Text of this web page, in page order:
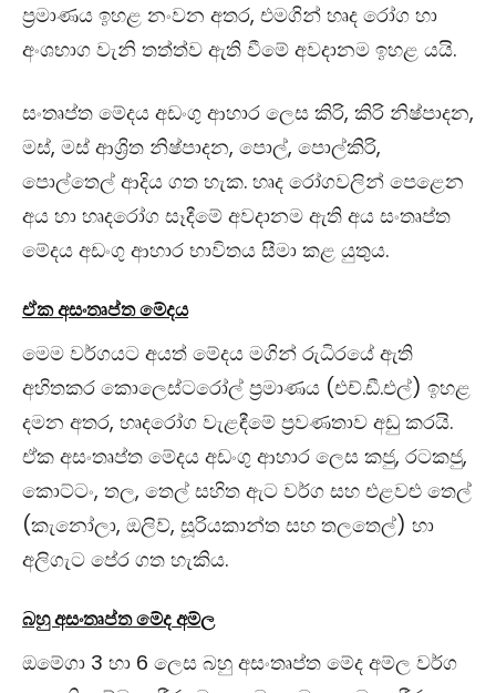
ප්‍රමාණය ඉහළ නංවන අතර, එමගින් හෘද රෝග හා
අංශභාග වැනි තත්ත්ව ඇති වීමේ අවදානම ඉහළ යයි.
සංතෘප්ත මේදය අඩංගු ආහාර ලෙස කිරි, කිරි නිෂ්පාදන,
මස්, මස් ආශ්‍රිත නිෂ්පාදන, පොල්, පොල්කිරි,
පොල්තෙල් ආදිය ගත හැක. හෘද රෝගවලින් පෙළෙන
අය හා හෘදරෝග සෑදීමේ අවදානම ඇති අය සංතෘප්ත
මේදය අඩංගු ආහාර භාවිතය සීමා කළ යුතුය.
ඒක අසංතෘප්ත මේදය
මෙම වර්ගයට අයත් මේදය මගින් රුධිරයේ ඇති
අහිතකර කොලෙස්ටරෝල් ප්‍රමාණය (එච්.ඩී.එල්) ඉහළ
දමන අතර, හෘදරෝග වැළඳීමේ ප්‍රවණතාව අඩු කරයි.
ඒක අසංතෘප්ත මේදය අඩංගු ආහාර ලෙස කජු, රටකජු,
කොට්ටං, තල, තෙල් සහිත ඇට වර්ග සහ එළවළු තෙල්
(කැනෝලා, ඔලිව්, සූරියකාන්ත සහ තලතෙල්) හා
අලිගැට පේර ගත හැකිය.
බහු අසංතෘප්ත මේද අම්ල
ඔමේගා 3 හා 6 ලෙස බහු අසංතෘප්ත මේද අම්ල වර්ග